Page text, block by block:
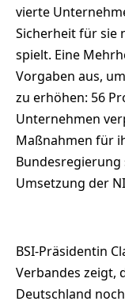
vierte
Sicherheit für sie
spielt. Eine
Vorgaben aus,
zu erhöhen: 56
Unternehmen
Maßnahmen für
Umsetzung der
BSI-Präsidentin
Verbandes zeigt,
Deutschland